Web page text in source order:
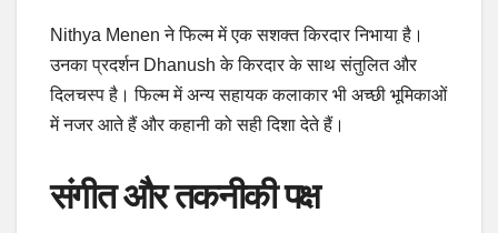
Nithya Menen ने फिल्म में एक सशक्त किरदार निभाया है।
उनका प्रदर्शन Dhanush के किरदार के साथ संतुलित और
दिलचस्प है। फिल्म में अन्य सहायक कलाकार भी अच्छी भूमिकाओं
में नजर आते हैं और कहानी को सही दिशा देते हैं।
संगीत और तकनीकी पक्ष